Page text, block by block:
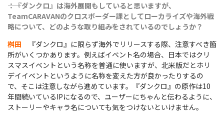
――：『ダンクロ』は海外展開もしていると思いますが、
TeamCARAVANのクロスボーダー課としてローカライズや海外戦
略について、どのような取り組みをされているのでしょうか？
桝田 『ダンクロ』に限らず海外でリリースする際、注意すべき箇
所がいくつかあります。例えばイベント名の場合、日本ではクリ
スマスイベントという名称を普通に使いますが、北米版だとホリ
デイイベントというように名称を変えた方が良かったりするの
で、そこは注意しながら進めています。『ダンクロ』の原作は10
年間続いているIPになるので、ユーザーにちゃんと伝わるように、
ストーリーやキャラ名についても気をつけないといけません。